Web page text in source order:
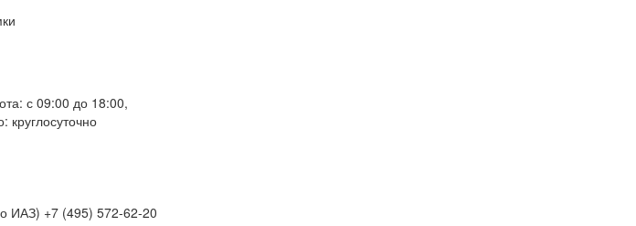
с 09:00 до 18:00,
ИАЗ) +7 (495) 572-62-20